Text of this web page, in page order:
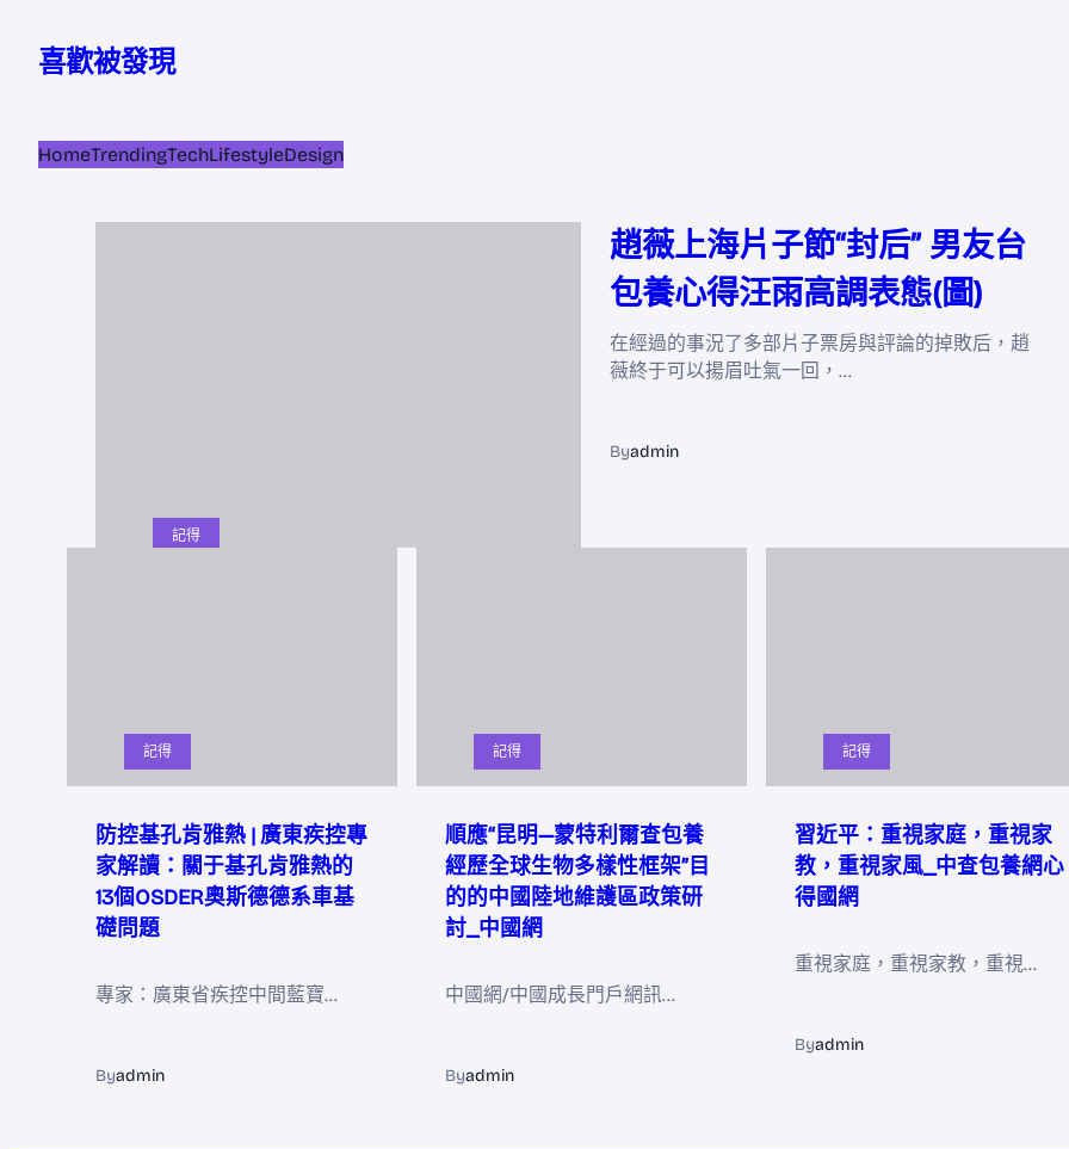
喜歡被發現
HomeTrendingTechLifestyleDesign
記得
趙薇上海片子節“封后” 男友台
包養心得汪雨高調表態(圖)
在經過的事況了多部片子票房與評論的掉敗后，趙
薇終于可以揚眉吐氣一回，…
Byadmin
記得
防控基孔肯雅熱 | 廣東疾控專
家解讀：關于基孔肯雅熱的
13個OSDER奧斯德德系車基
礎問題
專家：廣東省疾控中間藍寶…
Byadmin
記得
順應“昆明—蒙特利爾查包養
經歷全球生物多樣性框架”目
的的中國陸地維護區政策研
討_中國網
中國網/中國成長門戶網訊…
Byadmin
記得
習近平：重視家庭，重視家
教，重視家風_中查包養網心
得國網
重視家庭，重視家教，重視…
Byadmin